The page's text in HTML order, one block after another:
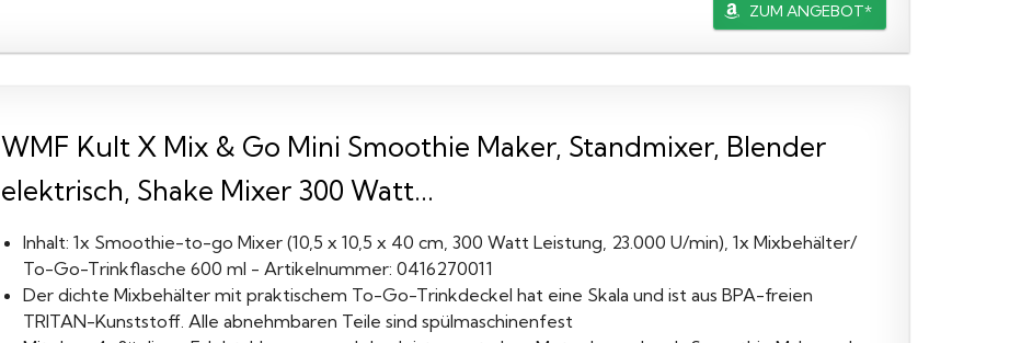
ZUM ANGEBOT*
WMF Kult X Mix & Go Mini Smoothie Maker, Standmixer, Blender
elektrisch, Shake Mixer 300 Watt...
Inhalt: 1x Smoothie-to-go Mixer (10,5 x 10,5 x 40 cm, 300 Watt Leistung, 23.000 U/min), 1x Mixbehälter/
To-Go-Trinkflasche 600 ml - Artikelnummer: 0416270011
Der dichte Mixbehälter mit praktischem To-Go-Trinkdeckel hat eine Skala und ist aus BPA-freien
TRITAN-Kunststoff. Alle abnehmbaren Teile sind spülmaschinenfest